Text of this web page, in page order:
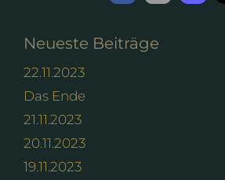
Neueste Beiträge
22.11.2023
Das Ende
21.11.2023
20.11.2023
19.11.2023